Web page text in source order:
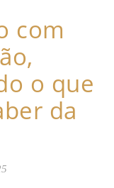
com
o que
da